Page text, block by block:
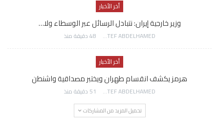
أخر الأخبار
وزير خارجية إيران: نتبادل الرسائل عبر الوسطاء ولا…
AWATEF ABDELHAMED 48 دقيقة منذ
أخر الأخبار
هرمز يكشف انقسام طهران ويختبر مصداقية واشنطن
AWATEF ABDELHAMED 51 دقيقة منذ
تحميل المزيد من المشاركات